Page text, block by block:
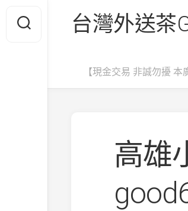
content
台灣外送茶
【現金交易 非誠勿擾 本
高雄